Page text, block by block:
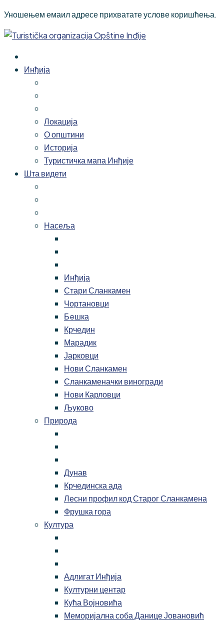
Уношењем емаил адресе прихватате услове коришћења.
Инђија
Локација
О општини
Историја
Туристичка мапа Инђије
Шта видети
Насеља
Инђија
Стари Сланкамен
Чортановци
Бeшка
Крчедин
Марадик
Јарковци
Нови Сланкамен
Сланкаменачки виногради
Нови Карловци
Љуково
Природа
Дунав
Крчединска ада
Лесни профил код Старог Сланкамена
Фрушка гора
Култура
Адлигат Инђија
Културни центар
Кућа Војновића
Меморијална соба Данице Јовановић